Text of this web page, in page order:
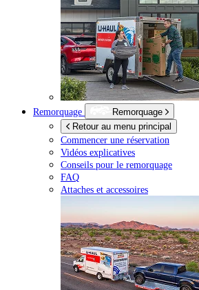
Remorquage
Remorquage
Retour au menu principal
Commencer une réservation
Vidéos explicatives
Conseils pour le remorquage
FAQ
Attaches et accessoires